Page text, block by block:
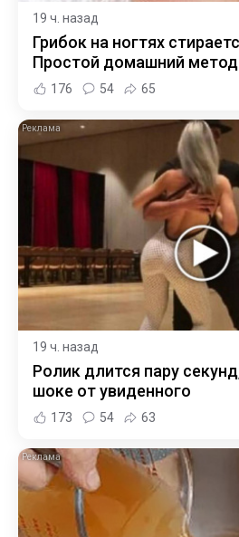
19 ч. назад
Грибок на ногтях
Простой домашний метод
176 54 65
19 ч. назад
Ролик длится пару
шоке от увиденного
173 54 63